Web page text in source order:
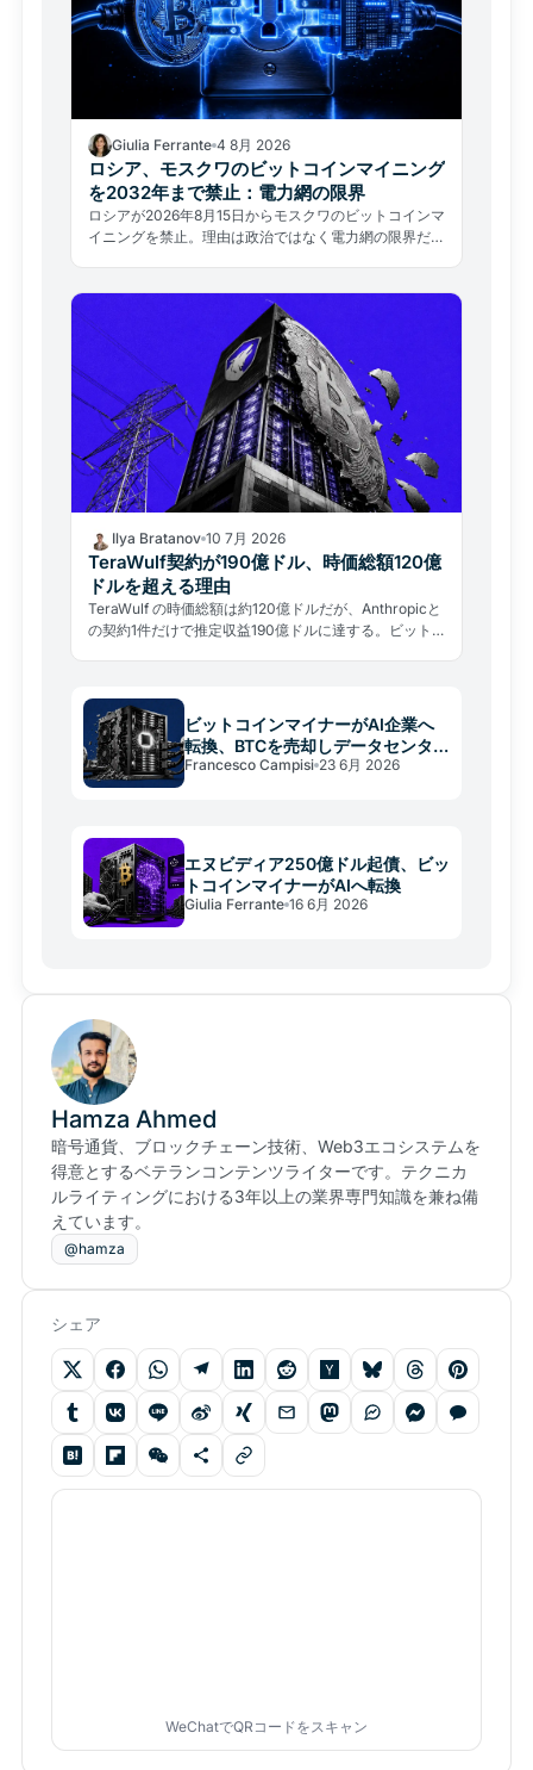
Giulia Ferrante 4 8月 2026
ロシア、モスクワのビットコインマイニング
を2032年まで禁止：電力網の限界
ロシアが2026年8月15日からモスクワのビットコインマ
イニングを禁止。理由は政治ではなく電力網の限界だ。
Ilya Bratanov 10 7月 2026
TeraWulf契約が190億ドル、時価総額120億
ドルを超える理由
TeraWulf の時価総額は約120億ドルだが、Anthropicと
の契約1件だけで推定収益190億ドルに達する。ビット
ビットコインマイナーがAI企業へ
転換、BTCを売却しデータセンター
建設
Francesco Campisi 23 6月 2026
エヌビディア250億ドル起債、ビッ
トコインマイナーがAIへ転換
Giulia Ferrante 16 6月 2026
Hamza Ahmed
暗号通貨、ブロックチェーン技術、Web3エコシステムを
得意とするベテランコンテンツライターです。テクニカ
ルライティングにおける3年以上の業界専門知識を兼ね備
えています。
@hamza
シェア
WeChatでQRコードをスキャン